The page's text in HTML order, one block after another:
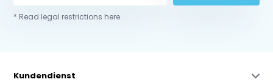
* Read legal restrictions here
Kundendienst